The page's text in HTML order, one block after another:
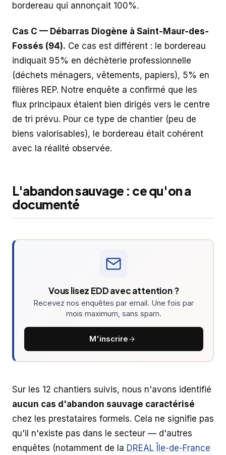
bordereau qui annonçait 100%.
Cas C — Débarras Diogène à Saint-Maur-des-
Fossés (94). Ce cas est différent : le bordereau
indiquait 95% en déchèterie professionnelle
(déchets ménagers, vêtements, papiers), 5% en
filières REP. Notre enquête a confirmé que les
flux principaux étaient bien dirigés vers le centre
de tri prévu. Pour ce type de chantier (peu de
biens valorisables), le bordereau était cohérent
avec la réalité observée.
L'abandon sauvage : ce qu'on a
documenté
Vous lisez EDD avec attention ?
Recevez nos enquêtes par email. Une fois par
mois maximum, sans spam.
M'inscrire
Sur les 12 chantiers suivis, nous n'avons identifié
aucun cas d'abandon sauvage caractérisé
chez les prestataires formels. Cela ne signifie pas
qu'il n'existe pas dans le secteur — d'autres
enquêtes (notamment de la DREAL Île-de-France